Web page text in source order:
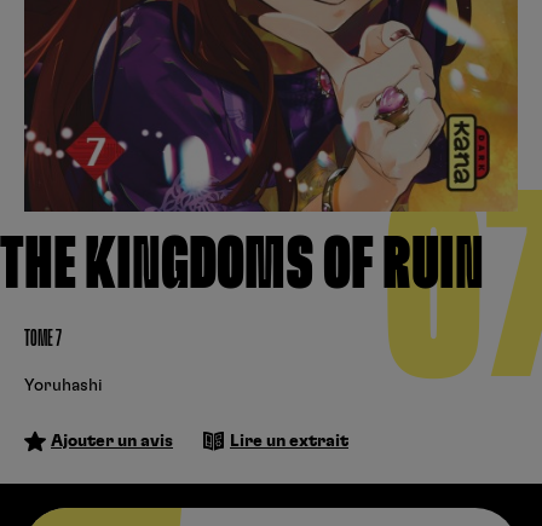
THE KINGDOMS OF RUIN
TOME 7
Yoruhashi
Ajouter un avis Lire un extrait
S’inscrire
Hunter x Hunter
Fire Force
Black Butler